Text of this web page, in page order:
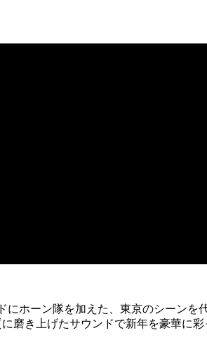
ホーン隊を加えた、東京のシーンを
磨き上げたサウンドで新年を豪華に彩